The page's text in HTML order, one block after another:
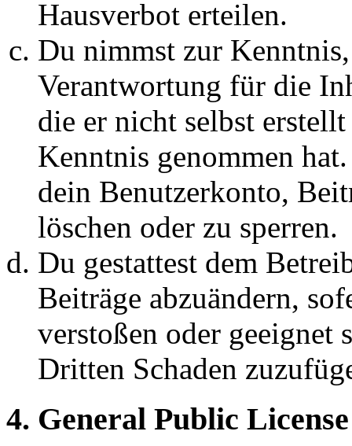
Hausverbot erteilen.
Du nimmst zur
Verantwortung für die
die er nicht selbst
Kenntnis genommen
dein Benutzerkonto,
löschen oder zu sperren.
Du gestattest dem
Beiträge abzuändern,
verstoßen oder geeignet
Dritten Schaden
4. General Public License